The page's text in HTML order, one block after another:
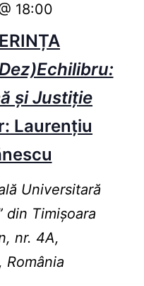
și Justiție
Laurențiu
18:00
Universitară
din Timişoara
nr. 4A,
România